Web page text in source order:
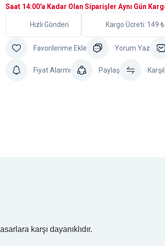
Saat 14:00'a Kadar Olan Siparişler Aynı Gün
Hızlı Gönderi Kargo Ücreti: 149 ₺
Yorum Yaz
Fiyat Alarmı Paylaş
karşı dayanıklıdır.